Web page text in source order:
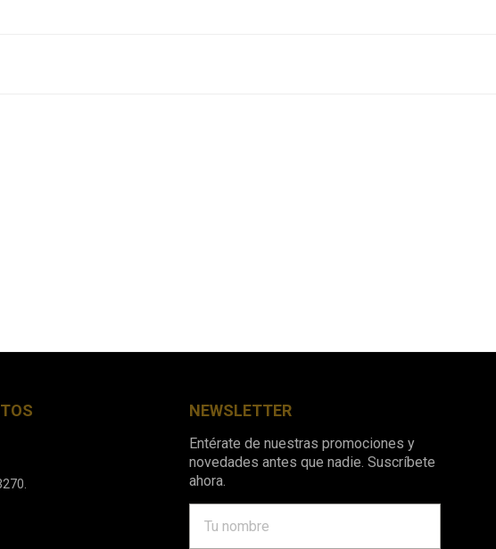
NEWSLETTER
Entérate de nuestras promociones y
novedades antes que nadie. Suscríbete
ahora.